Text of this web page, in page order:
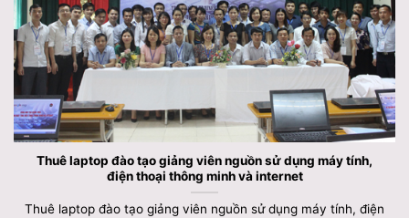
Thuê laptop đào tạo giảng viên nguồn sử dụng máy tính,
điện thoại thông minh và internet
Thuê laptop đào tạo giảng viên nguồn sử dụng máy tính, điện